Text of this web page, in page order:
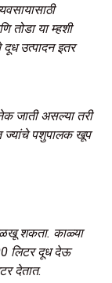
तोडा या म्हशी
दूध उत्पादन इतर
जाती असल्या तरी
ज्यांचे पशुपालक खूप
शकता. काळ्या
लिटर दूध देऊ
देतात.